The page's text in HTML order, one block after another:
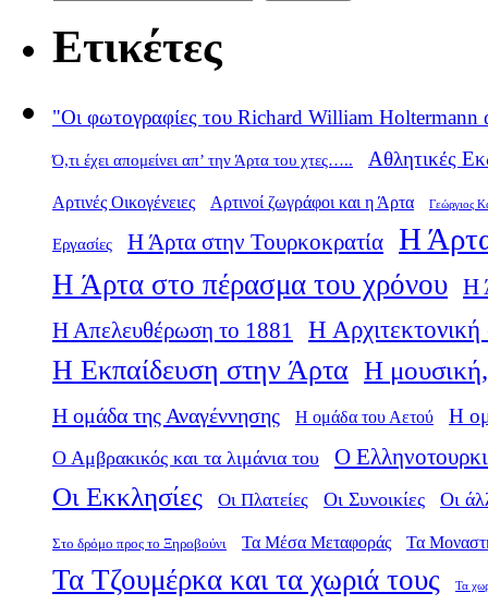
Ετικέτες
"Οι φωτογραφίες του Richard William Holtermann
Ό,τι έχει απομείνει απ’ την Άρτα του χτες….. Αθλητικές
Αρτινές Οικογένειες Αρτινοί ζωγράφοι και η Άρτα Γεώργιος
Εργασίες Η Άρτα στην Τουρκοκρατία Η
Η Άρτα στο πέρασμα του χρόνου Η
Η Απελευθέρωση το 1881
Η
Η Εκπαίδευση στην Άρτα Η μουσική,
Η ομάδα της Αναγέννησης Η ομάδα του Αετού Η
Ο Αμβρακικός και τα λιμάνια του Ο
Οι Εκκλησίες Οι Πλατείες Οι Συνοικίες Οι
Στο δρόμο προς το Ξηροβούνι Τα Μέσα Μεταφοράς Τα
Τα Τζουμέρκα και τα χωριά τους Τα